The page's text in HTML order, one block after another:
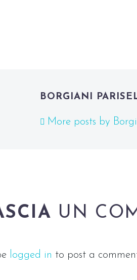
BORGIANI
More posts by
UN
logged in to post a